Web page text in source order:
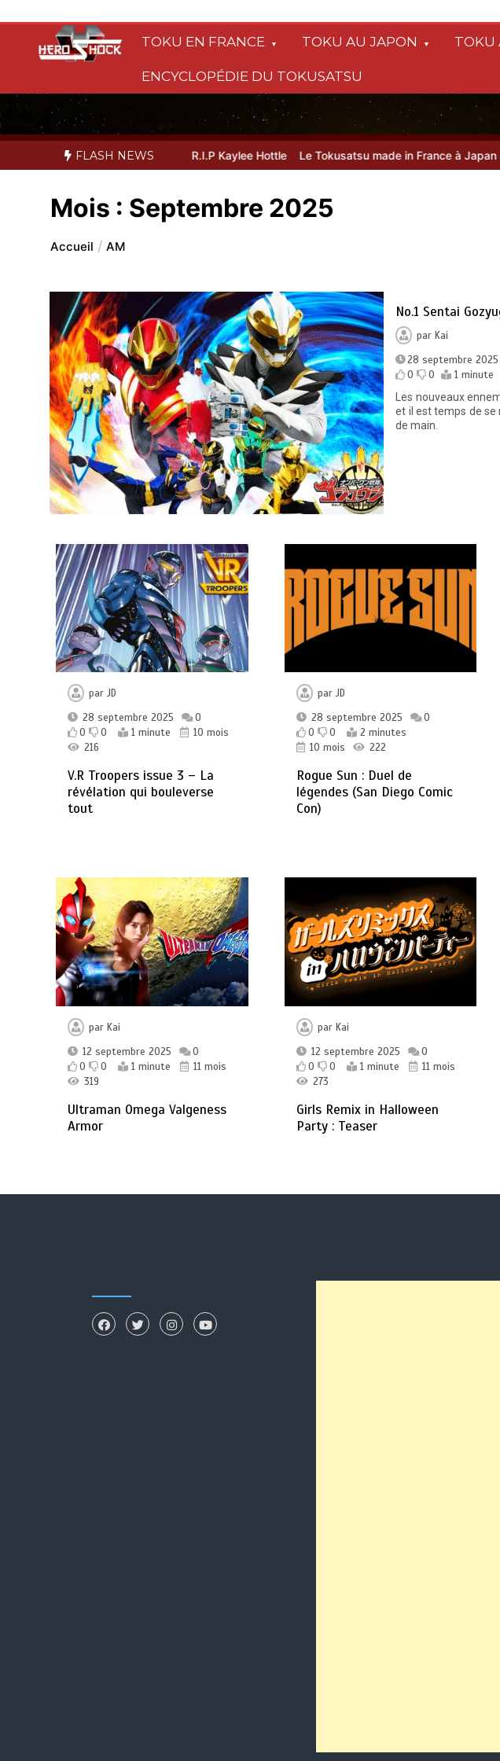
au
contenu
TOKU EN FRANCE TOKU AU JAPON TOKU
ENCYCLOPÉDIE DU TOKUSATSU
FLASH NEWS
the White Dragon dévoilée R.I.P Kaylee Hottle Le Tokusatsu made in France à Japan
Mois : Septembre 2025
Accueil AM
No.1 Sentai
parKai
28 septembre 2025
0
0 1 minute
Les nouveaux
et il est temps de se
de main.
parJD
28 septembre 2025
0
0
0 1 minute
10 mois
216
V.R Troopers issue 3 – La
révélation qui bouleverse
tout
parJD
28 septembre 2025
0
0
0
2 minutes
10 mois
222
Rogue Sun : Duel de
légendes (San Diego Comic
Con)
parKai
12 septembre 2025
0
0
0 1 minute
11 mois
319
Ultraman Omega Valgeness
Armor
par Kai
12 septembre 2025
0
0
0 1 minute
11 mois
273
Girls Remix in Halloween
Party : Teaser